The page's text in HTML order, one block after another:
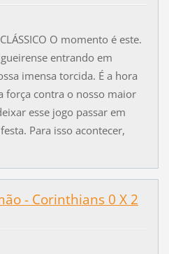
O momento é este.
entrando em
imensa torcida. É a hora
força contra o nosso maior
esse jogo passar em
Para isso acontecer,
- Corinthians 0 X 2